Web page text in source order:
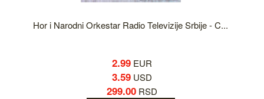
Hor i Narodni Orkestar Radio Televizije Srbije - C...
2.99 EUR
3.59 USD
299.00 RSD